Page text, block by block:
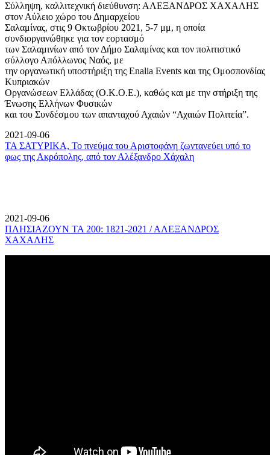
Σύλληψη, καλλιτεχνική διεύθυνση: ΑΛΕΞΑΝΔΡΟΣ ΧΑΧΑΛΗΣ
στον Αύλειο χώρο του Δημαρχείου
Σαλαμίνας, στις 9 Οκτωβρίου 2021, 5-7 μμ, η οποία
συνδιοργανώθηκε για τον εορτασμό
των Σαλαμινίων από τον Δήμο Σαλαμίνας και τον πολιτιστικό
σύλλογο Απόλλωνος Ναός, με
την οργανωτική υποστήριξη της Enalia Events και της Ομοσπονδίας
Κυπριακών
Οργανώσεων Ελλάδας (Ο.Κ.Ο.Ε.), καθώς και με την στήριξη της
Ένωσης Ελλήνων Φυσικών
και του Συνδέσμου των απανταχού Αχαιών “Αχαιών Πολιτεία”.
2021-09-06
ΤΑ ΣΑΤΥΡΙΚΑ, Το πνεύμα του Αριστοφάνη ζωντανεύει υπό το
φως της Ακρόπολης, από τον Αλέξανδρο Χάχαλη
2021-09-06
ΠΛΗΣΙΑΖΟΥΝ ΤΑ 200: 1821-2021 / ΑΛΕΞΑΝΔΡΟΣ
ΧΑΧΑΛΗΣ